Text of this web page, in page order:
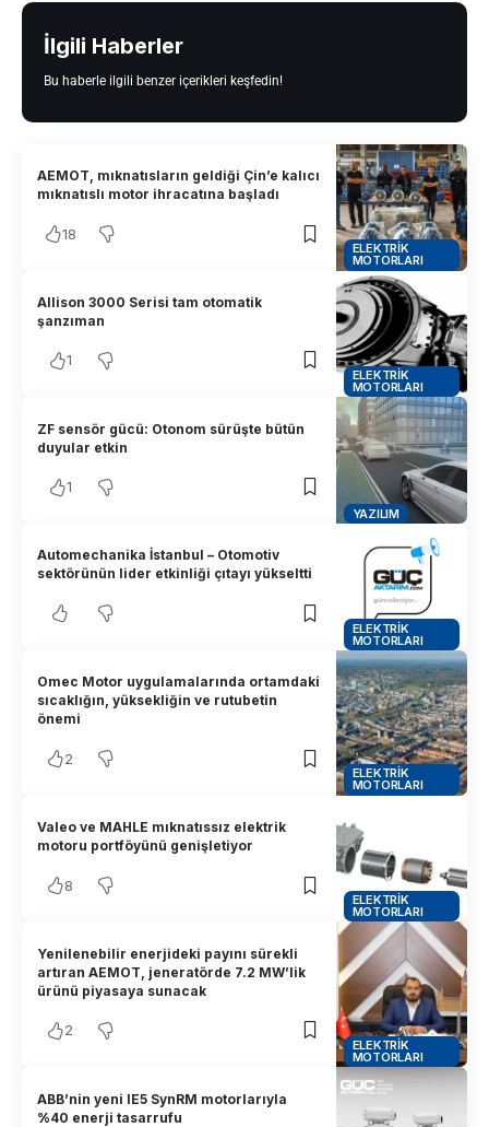
İlgili Haberler
Bu haberle ilgili benzer içerikleri keşfedin!
ELEKTRIK
MOTORLARI
AEMOT, mıknatısların geldiği Çin’e kalıcı
mıknatıslı motor ihracatına başladı
18
ELEKTRIK
MOTORLARI
Allison 3000 Serisi tam otomatik
şanzıman
1
YAZILIM
ZF sensör gücü: Otonom sürüşte bütün
duyular etkin
1
ELEKTRIK
MOTORLARI
Automechanika İstanbul – Otomotiv
sektörünün lider etkinliği çıtayı yükseltti
ELEKTRIK
MOTORLARI
Omec Motor uygulamalarında ortamdaki
sıcaklığın, yüksekliğin ve rutubetin
önemi
2
ELEKTRIK
MOTORLARI
Valeo ve MAHLE mıknatıssız elektrik
motoru portföyünü genişletiyor
8
ELEKTRIK
MOTORLARI
Yenilenebilir enerjideki payını sürekli
artıran AEMOT, jeneratörde 7.2 MW’lik
ürünü piyasaya sunacak
2
ABB’nin yeni IE5 SynRM motorlarıyla
%40 enerji tasarrufu